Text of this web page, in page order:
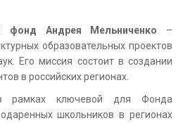
фонд Андрея Мельниченко –
образовательных проектов
Его миссия состоит в создании
в российских регионах.
рамках ключевой для Фонда
школьников в регионах